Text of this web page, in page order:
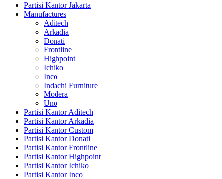
Partisi Kantor Jakarta
Manufactures
Aditech
Arkadia
Donati
Frontline
Highpoint
Ichiko
Inco
Indachi Furniture
Modera
Uno
Partisi Kantor Aditech
Partisi Kantor Arkadia
Partisi Kantor Custom
Partisi Kantor Donati
Partisi Kantor Frontline
Partisi Kantor Highpoint
Partisi Kantor Ichiko
Partisi Kantor Inco